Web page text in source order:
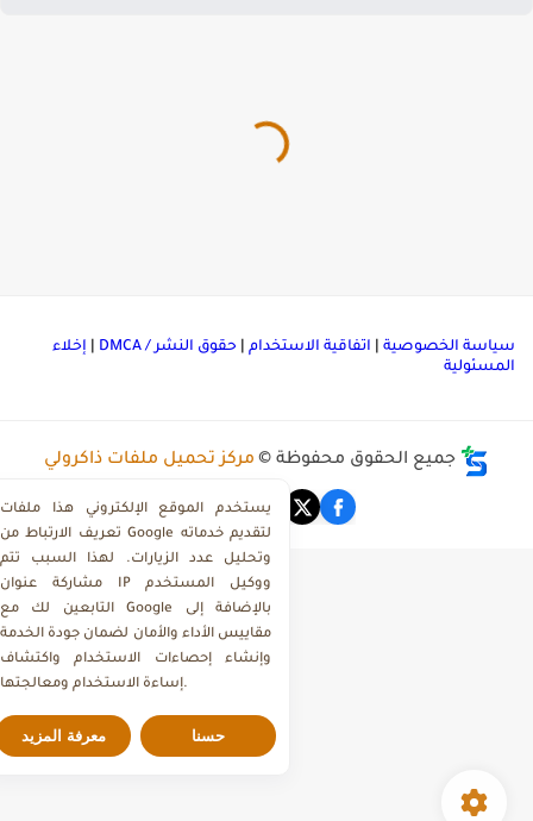
الخصوصية|اتفاقية الاستخدام|حقوق النشر / DMCA |إخلاء
جميع الحقوق محفوظة © مركز تحميل ملفات ذاكرولي
يستخدم الموقع الإلكتروني هذا ملفات
تعريف الارتباط من Google لتقديم خدماته
وتحليل عدد الزيارات. لهذا السبب تتم
مشاركة عنوان IP ووكيل المستخدم
التابعين لك مع Google بالإضافة إلى
مقاييس الأداء والأمان لضمان جودة الخدمة
وإنشاء إحصاءات الاستخدام واكتشاف
معرفة المزيد حسنا